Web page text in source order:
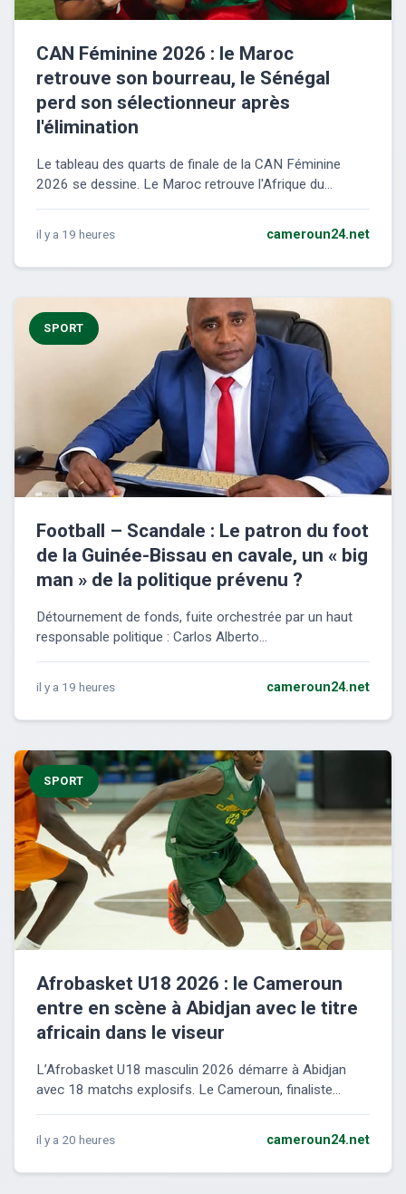
CAN Féminine 2026 : le Maroc
retrouve son bourreau, le Sénégal
perd son sélectionneur après
l'élimination
Le tableau des quarts de finale de la CAN Féminine
2026 se dessine. Le Maroc retrouve l'Afrique du...
il y a 19 heures cameroun24.net
SPORT
Football – Scandale : Le patron du foot
de la Guinée-Bissau en cavale, un « big
man » de la politique prévenu ?
Détournement de fonds, fuite orchestrée par un haut
responsable politique : Carlos Alberto...
il y a 19 heures cameroun24.net
SPORT
Afrobasket U18 2026 : le Cameroun
entre en scène à Abidjan avec le titre
africain dans le viseur
L’Afrobasket U18 masculin 2026 démarre à Abidjan
avec 18 matchs explosifs. Le Cameroun, finaliste...
il y a 20 heures cameroun24.net